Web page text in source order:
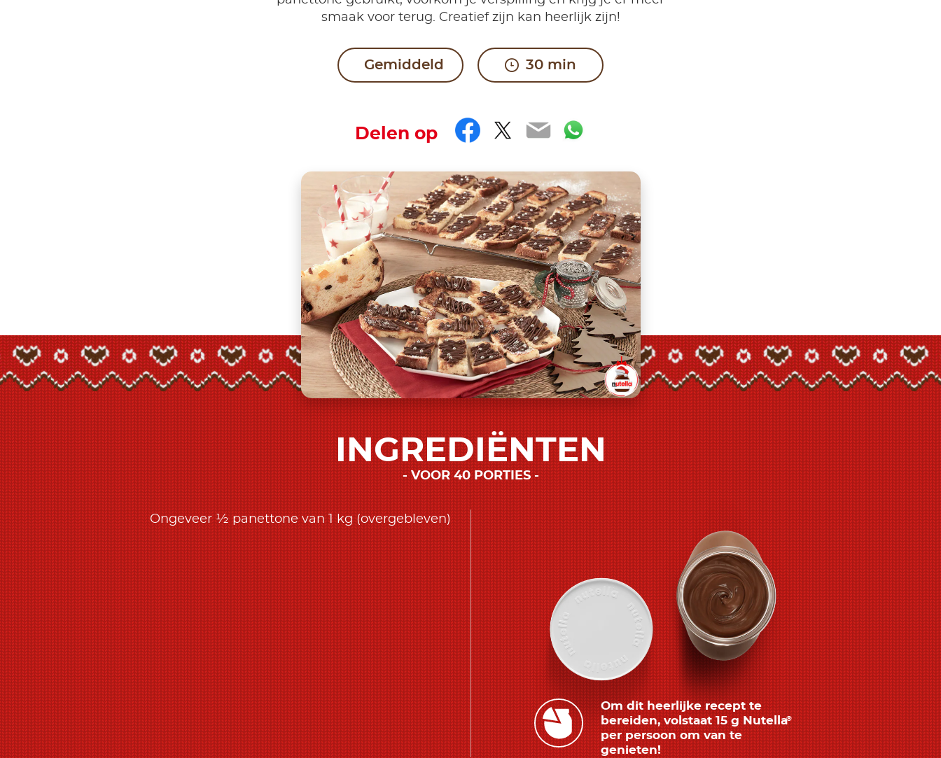
smaak voor terug. Creatief zijn kan heerlijk zijn!
Gemiddeld 30 min
Delen op Facebook
Twitter
EmailWhatsApp
INGREDIËNTEN
VOOR 40 PORTIES
Ongeveer ½ panettone van 1 kg (overgebleven)
Om dit heerlijke recept te
bereiden, volstaat 15 g Nutella®
per persoon om van te
genieten!